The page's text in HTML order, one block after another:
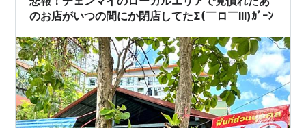
のお店がいつの間にか閉店してたΣ(￣ロ￣lll)ｶﾞｰﾝ